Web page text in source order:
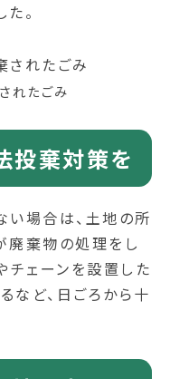
。
れたごみ
投棄対策を
場合は、土地の所
廃棄物の処理をし
チェーンを設置した
など、日ごろから十